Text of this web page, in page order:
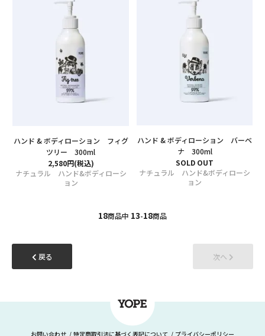
ハンド & ボディローション フィグ
ツリー 300ml
2,580円(税込)
ナチュラル ハンド&ボディローシ
ョン
ハンド & ボディローション バーベ
ナ 300ml
SOLD OUT
ナチュラル ハンド&ボディローシ
ョン
18商品中 13-18商品
戻る 次へ
お問い合わせ 特定商取引法に基づく表記について プライバシーポリシー